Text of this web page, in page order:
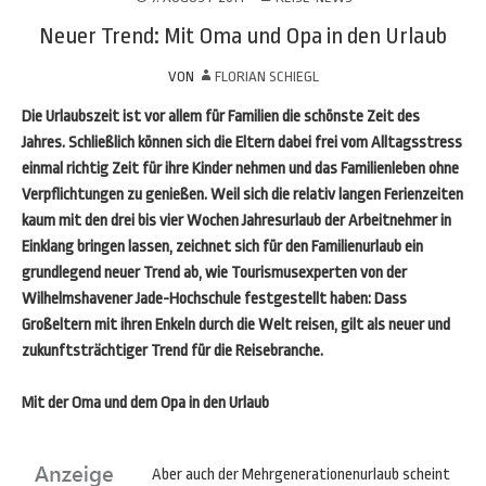
Neuer Trend: Mit Oma und Opa in den Urlaub
VON FLORIAN SCHIEGL
Die Urlaubszeit ist vor allem für Familien die schönste Zeit des
Jahres. Schließlich können sich die Eltern dabei frei vom Alltagsstress
einmal richtig Zeit für ihre Kinder nehmen und das Familienleben ohne
Verpflichtungen zu genießen. Weil sich die relativ langen Ferienzeiten
kaum mit den drei bis vier Wochen Jahresurlaub der Arbeitnehmer in
Einklang bringen lassen, zeichnet sich für den Familienurlaub ein
grundlegend neuer Trend ab, wie Tourismusexperten von der
Wilhelmshavener Jade-Hochschule festgestellt haben: Dass
Großeltern mit ihren Enkeln durch die Welt reisen, gilt als neuer und
zukunftsträchtiger Trend für die Reisebranche.
Mit der Oma und dem Opa in den Urlaub
Aber auch der Mehrgenerationenurlaub scheint